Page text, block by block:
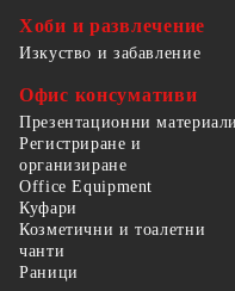
Хоби и развлечение
Изкуство и забавление
Офис консумативи
Презентационни материали
Регистриране и
организиране
Office Equipment
Куфари
Козметични и тоалетни
чанти
Раници